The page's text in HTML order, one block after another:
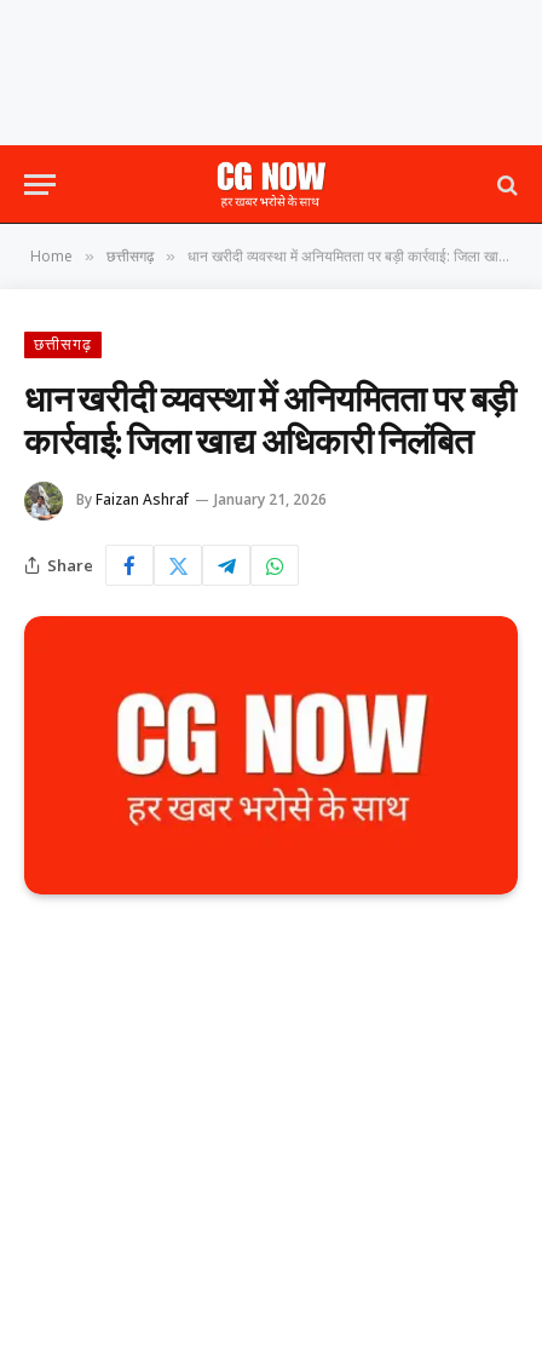
Home » छत्तीसगढ़ » धान खरीदी व्यवस्था में अनियमितता पर बड़ी कार्रवाई: जिला खाद्य अधिकारी निलंबित
छत्तीसगढ़
धान खरीदी व्यवस्था में अनियमितता पर बड़ी
कार्रवाई: जिला खाद्य अधिकारी निलंबित
ByFaizan Ashraf January 21, 2026
Share